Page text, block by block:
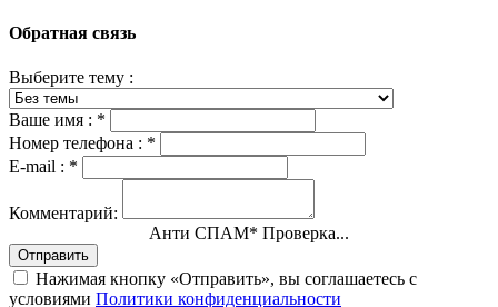
Обратная связь
Выберите тему :
Ваше имя : *
Номер телефона : *
E-mail : *
Комментарий:
Анти СПАМ* Проверка...
Отправить
Нажимая кнопку «Отправить», вы соглашаетесь с
условиями Политики конфиденциальности